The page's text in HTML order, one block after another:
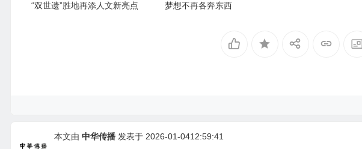
“双世遗”胜地再添人文新亮点
梦想不再各奔东西
本文由 中华传播发表于 2026-01-0412:59:41